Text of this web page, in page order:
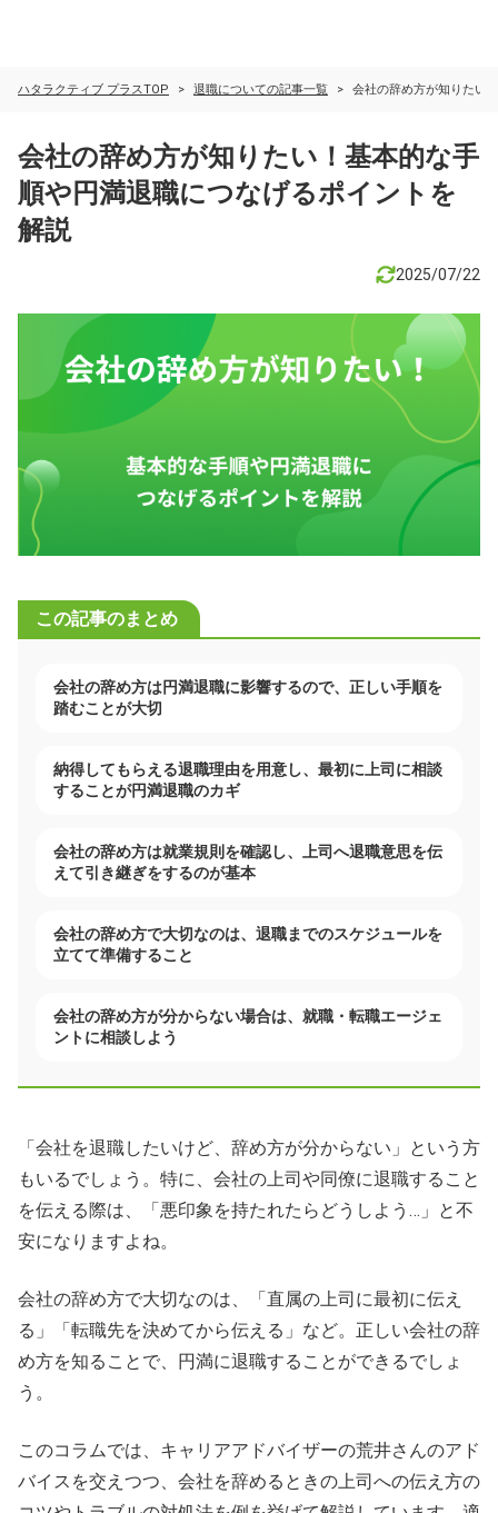
ハタラクティブ プラスTOP 退職についての記事一覧 会社の辞め方が知りたい
会社の辞め方が知りたい！基本的な手
順や円満退職につなげるポイントを
解説
2025/07/22
この記事のまとめ
会社の辞め方は円満退職に影響するので、正しい手順を
踏むことが大切
納得してもらえる退職理由を用意し、最初に上司に相談
することが円満退職のカギ
会社の辞め方は就業規則を確認し、上司へ退職意思を伝
えて引き継ぎをするのが基本
会社の辞め方で大切なのは、退職までのスケジュールを
立てて準備すること
会社の辞め方が分からない場合は、就職・転職エージェ
ントに相談しよう
「会社を退職したいけど、辞め方が分からない」という方
もいるでしょう。特に、会社の上司や同僚に退職すること
を伝える際は、「悪印象を持たれたらどうしよう…」と不
安になりますよね。
会社の辞め方で大切なのは、「直属の上司に最初に伝え
る」「転職先を決めてから伝える」など。正しい会社の辞
め方を知ることで、円満に退職することができるでしょ
う。
このコラムでは、キャリアアドバイザーの荒井さんのアド
バイスを交えつつ、会社を辞めるときの上司への伝え方の